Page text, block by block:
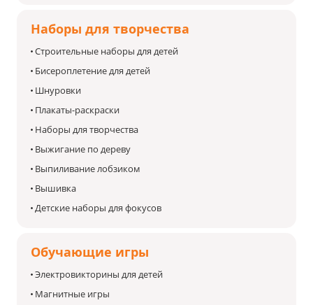
Наборы для творчества
Строительные наборы для детей
Бисероплетение для детей
Шнуровки
Плакаты-раскраски
Наборы для творчества
Выжигание по дереву
Выпиливание лобзиком
Вышивка
Детские наборы для фокусов
Обучающие игры
Электровикторины для детей
Магнитные игры